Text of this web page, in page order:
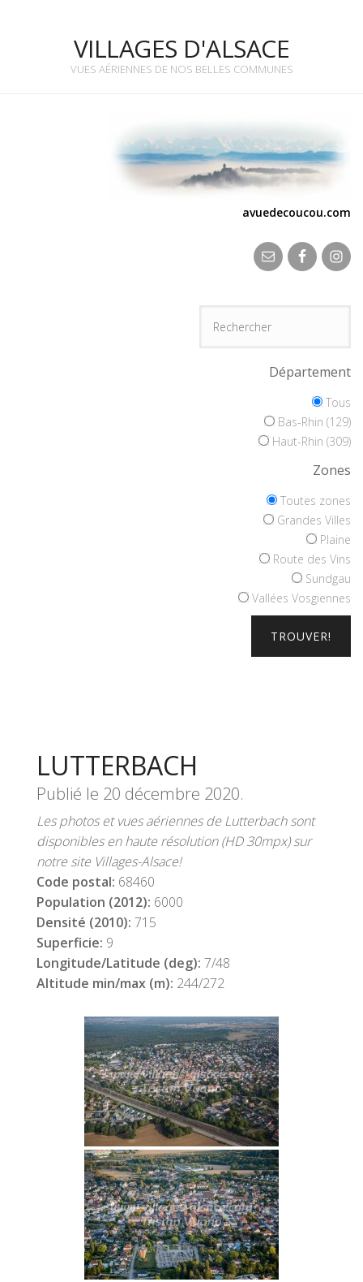
VILLAGES D'ALSACE
VUES AÉRIENNES DE NOS BELLES COMMUNES
avuedecoucou.com
Département
Tous
Bas-Rhin (129)
Haut-Rhin (309)
Zones
Toutes zones
Grandes Villes
Plaine
Route des Vins
Sundgau
Vallées Vosgiennes
LUTTERBACH
Publié le 20 décembre 2020.
Les photos et vues aériennes de Lutterbach sont
disponibles en haute résolution (HD 30mpx) sur
notre site Villages-Alsace!
Code postal: 68460
Population (2012): 6000
Densité (2010): 715
Superficie: 9
Longitude/Latitude (deg): 7/48
Altitude min/max (m): 244/272